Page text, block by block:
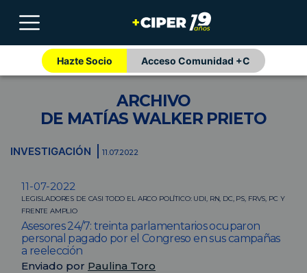
Hazte Socio Acceso Comunidad +C
ARCHIVO
DE MATÍAS WALKER PRIETO
INVESTIGACIÓN 11.07.2022
11-07-2022
LEGISLADORES DE CASI TODO EL ARCO POLÍTICO: UDI, RN, DC, PS, FRVS, PC Y
FRENTE AMPLIO
Asesores 24/7: treinta parlamentarios ocuparon
personal pagado por el Congreso en sus campañas
a reelección
Enviado por Paulina Toro